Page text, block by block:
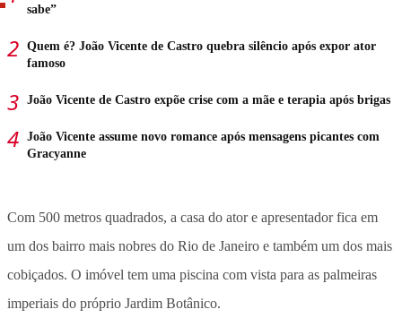
sabe”
Quem é? João Vicente de Castro quebra silêncio após expor ator
famoso
João Vicente de Castro expõe crise com a mãe e terapia após brigas
João Vicente assume novo romance após mensagens picantes com
Gracyanne
Com 500 metros quadrados, a casa do ator e apresentador fica em
um dos bairro mais nobres do Rio de Janeiro e também um dos mais
cobiçados. O imóvel tem uma piscina com vista para as palmeiras
imperiais do próprio Jardim Botânico.